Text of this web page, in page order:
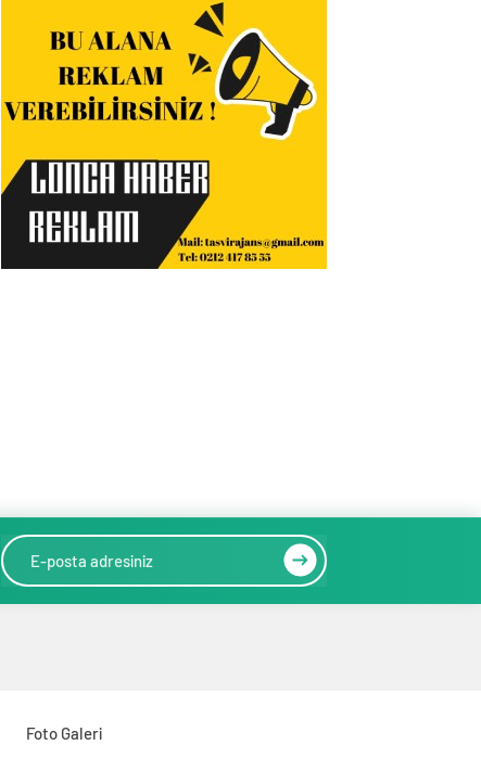
Siyasete İlişkin
Mesajlar
Hüseyin Avni
Mutlu’ya Anlamlı
Ziyaret
Foto Galeri